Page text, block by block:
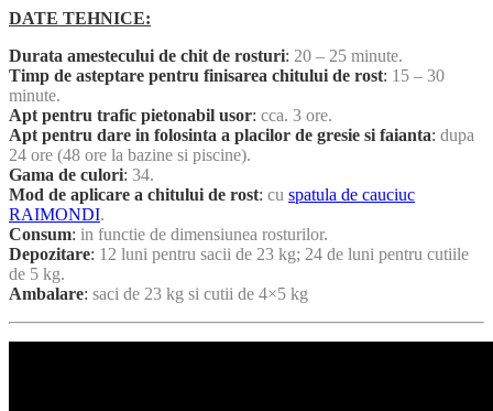
DATE TEHNICE:
Durata amestecului de chit de rosturi: 20 – 25 minute.
Timp de asteptare pentru finisarea chitului de rost: 15 – 30
minute.
Apt pentru trafic pietonabil usor: cca. 3 ore.
Apt pentru dare in folosinta a placilor de gresie si faianta: dupa
24 ore (48 ore la bazine si piscine).
Gama de culori: 34.
Mod de aplicare a chitului de rost: cu spatula de cauciuc
RAIMONDI.
Consum: in functie de dimensiunea rosturilor.
Depozitare: 12 luni pentru sacii de 23 kg; 24 de luni pentru cutiile
de 5 kg.
Ambalare: saci de 23 kg si cutii de 4×5 kg